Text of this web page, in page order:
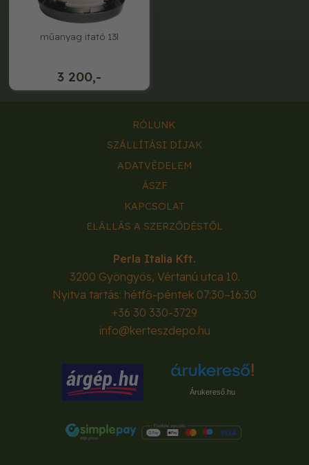
3 200,-
műanyag itató 13l
RÓLUNK
SZÁLLÍTÁSI DÍJAK
ADATVÉDELEM
ÁSZF
KAPCSOLAT
ELÁLLÁS A SZERZŐDÉSTŐL
Perla Italia Kft.
3200 Gyöngyös, Vértanú utca 10.
Nyitva tartás: hétfő-péntek 07:30–16:30
+36 30 330-3729
info@kerteszdepo.hu
Árukereső.hu